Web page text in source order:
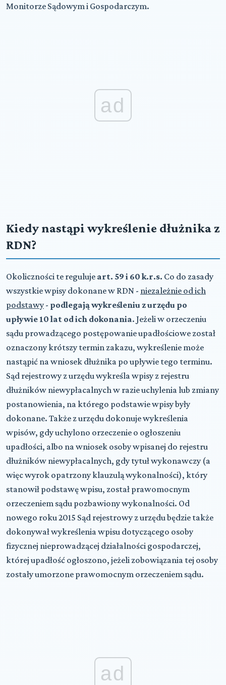
Monitorze Sądowym i Gospodarczym.
ad
Kiedy nastąpi wykreślenie dłużnika z
RDN?
Okoliczności te reguluje art. 59 i 60 k.r.s. Co do zasady
wszystkie wpisy dokonane w RDN - niezależnie od ich
podstawy - podlegają wykreśleniu z urzędu po
upływie 10 lat od ich dokonania. Jeżeli w orzeczeniu
sądu prowadzącego postępowanie upadłościowe został
oznaczony krótszy termin zakazu, wykreślenie może
nastąpić na wniosek dłużnika po upływie tego terminu.
Sąd rejestrowy z urzędu wykreśla wpisy z rejestru
dłużników niewypłacalnych w razie uchylenia lub zmiany
postanowienia, na którego podstawie wpisy były
dokonane. Także z urzędu dokonuje wykreślenia
wpisów, gdy uchylono orzeczenie o ogłoszeniu
upadłości, albo na wniosek osoby wpisanej do rejestru
dłużników niewypłacalnych, gdy tytuł wykonawczy (a
więc wyrok opatrzony klauzulą wykonalności), który
stanowił podstawę wpisu, został prawomocnym
orzeczeniem sądu pozbawiony wykonalności. Od
nowego roku 2015 Sąd rejestrowy z urzędu będzie także
dokonywał wykreślenia wpisu dotyczącego osoby
fizycznej nieprowadzącej działalności gospodarczej,
której upadłość ogłoszono, jeżeli zobowiązania tej osoby
zostały umorzone prawomocnym orzeczeniem sądu.
ad